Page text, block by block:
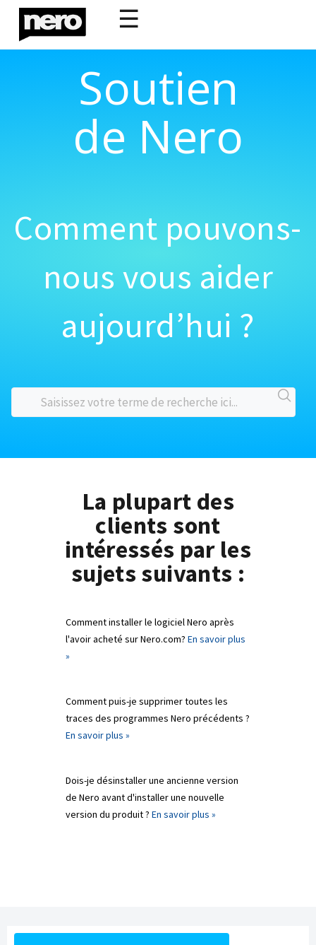
☰
Soutien
de Nero
Comment pouvons-
nous vous aider
aujourd’hui ?
La plupart des
clients sont
intéressés par les
sujets suivants :
Comment installer le logiciel Nero après
l'avoir acheté sur Nero.com? En savoir plus
»
Comment puis-je supprimer toutes les
traces des programmes Nero précédents ?
En savoir plus »
Dois-je désinstaller une ancienne version
de Nero avant d'installer une nouvelle
version du produit ? En savoir plus »